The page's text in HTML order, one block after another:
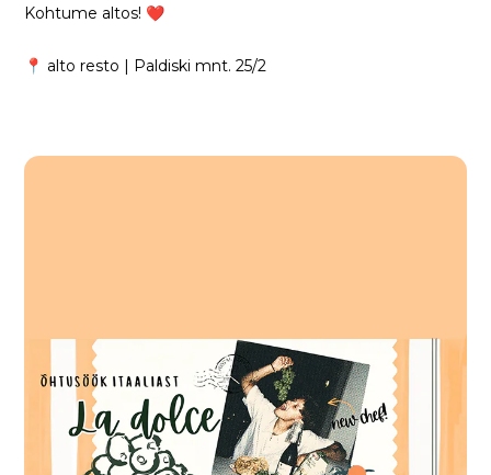
Kohtume altos! ❤️
📍 alto resto | Paldiski mnt. 25/2